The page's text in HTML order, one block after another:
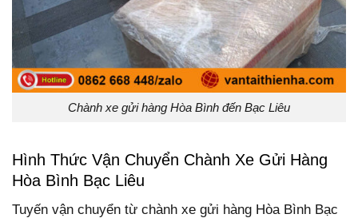
Chành xe gửi hàng Hòa Bình đến Bạc Liêu
Hình Thức Vận Chuyển Chành Xe Gửi Hàng
Hòa Bình Bạc Liêu
Tuyến vận chuyển từ chành xe gửi hàng Hòa Bình Bạc